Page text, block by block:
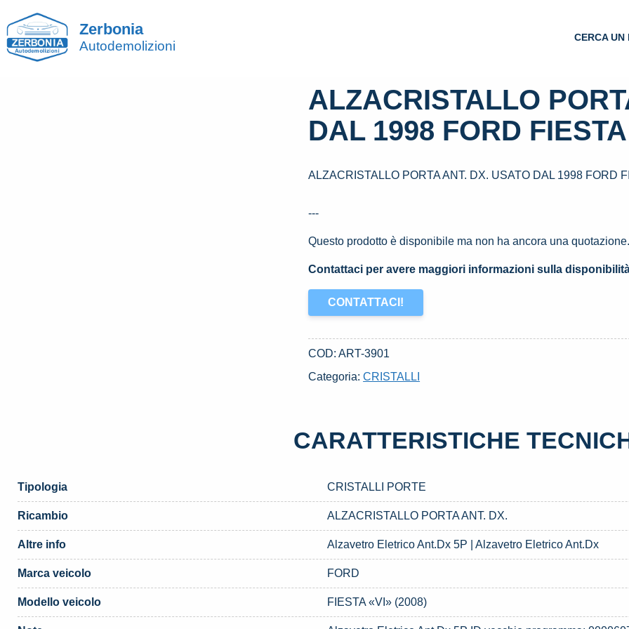
Zerbonia
Autodemolizioni
CERCA UN
ALZACRISTALLO
DAL 1998 FORD
ALZACRISTALLO PORTA ANT. DX. USATO DAL 1998 FORD
---
Questo prodotto è disponibile ma non ha ancora una
Contattaci per avere maggiori informazioni sulla
CONTATTACI!
COD:ART-3901
Categoria:CRISTALLI
CARATTERISTICHE
Tipologia CRISTALLI PORTE
Ricambio ALZACRISTALLO PORTA ANT. DX.
Altre info Alzavetro Eletrico Ant.Dx 5P | Alzavetro Eletrico Ant.Dx
Marca veicolo FORD
Modello veicolo FIESTA «VI» (2008)